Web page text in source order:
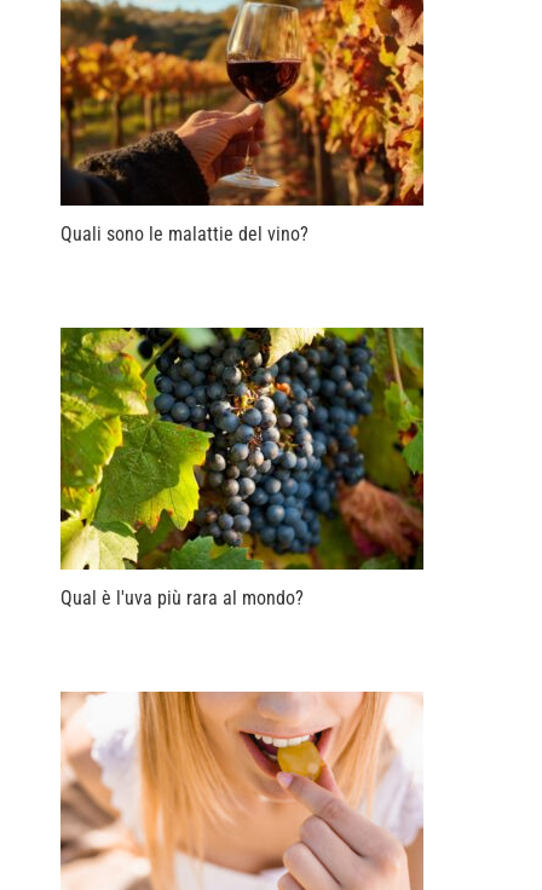
Quali sono le malattie del vino?
Qual è l'uva più rara al mondo?